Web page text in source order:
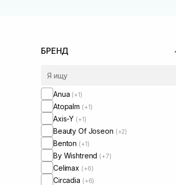
БРЕНД
Anua (+1)
Atopalm (+1)
Axis-Y (+1)
Beauty Of Joseon (+2)
Benton (+1)
By Wishtrend (+7)
Celimax (+6)
Circadia (+6)